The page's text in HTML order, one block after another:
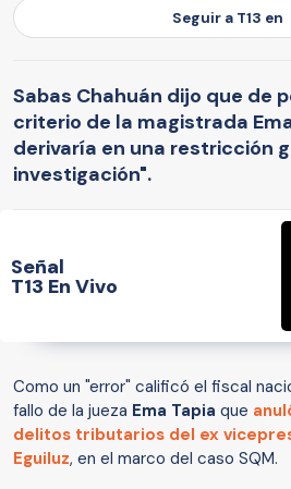
Seguir a T13 en
Sabas Chahuán dijo que de
criterio de la magistrada
derivaría en una restricción
investigación".
Señal
T13 En Vivo
Como un "error" calificó el fiscal
fallo de la jueza Ema Tapia que
delitos tributarios del ex
Eguiluz, en el marco del caso SQM.